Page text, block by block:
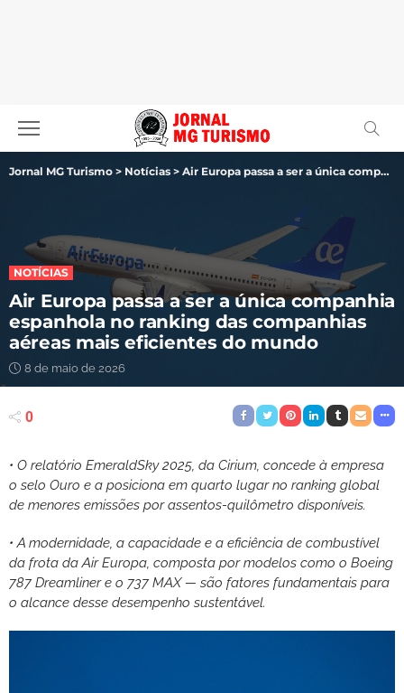
Jornal MG Turismo > Notícias > Air Europa passa a ser a única companhia espanhola no ranking das companhias aéreas mais eficientes do mundo
NOTÍCIAS
Air Europa passa a ser a única companhia
espanhola no ranking das companhias
aéreas mais eficientes do mundo
8 de maio de 2026
0
• O relatório EmeraldSky 2025, da Cirium, concede à empresa
o selo Ouro e a posiciona em quarto lugar no ranking global
de menores emissões por assentos-quilômetro disponíveis.
• A modernidade, a capacidade e a eficiência de combustível
da frota da Air Europa, composta por modelos como o Boeing
787 Dreamliner e o 737 MAX — são fatores fundamentais para
o alcance desse desempenho sustentável.